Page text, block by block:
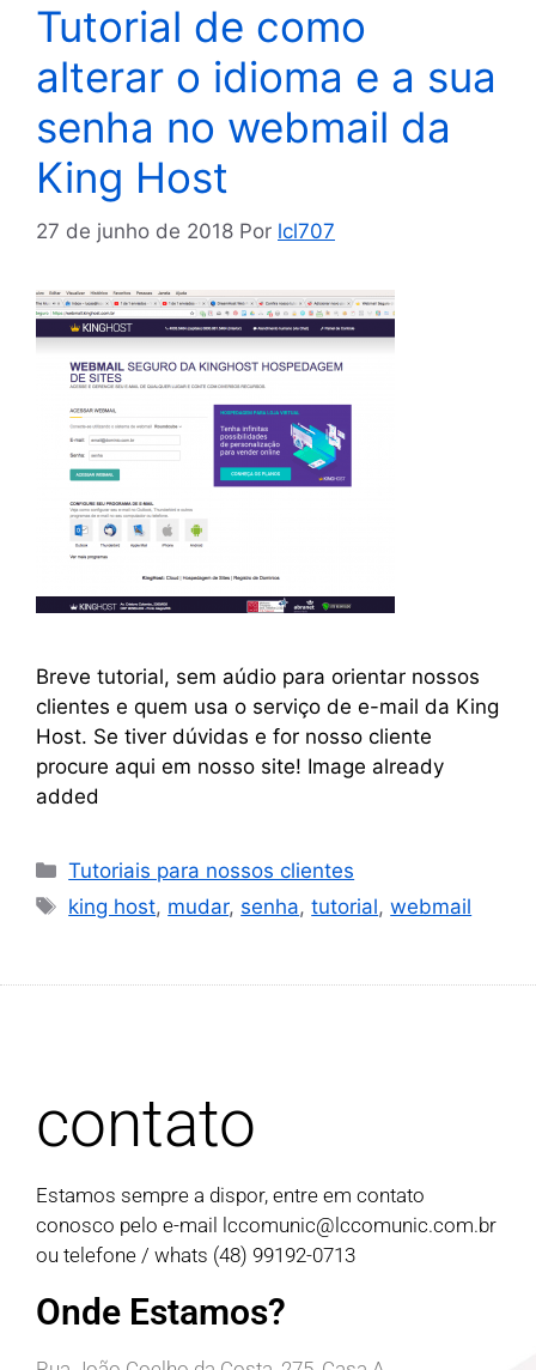
Tutorial de como
alterar o idioma e a sua
senha no webmail da
King Host
27 de junho de 2018 Por lcl707
Breve tutorial, sem aúdio para orientar nossos
clientes e quem usa o serviço de e-mail da King
Host. Se tiver dúvidas e for nosso cliente
procure aqui em nosso site! Image already
added
Tutoriais para nossos clientes
king host, mudar, senha,tutorial,webmail
contato
Estamos sempre a dispor, entre em contato
conosco pelo e-mail lccomunic@lccomunic.com.br
ou telefone / whats (48) 99192-0713
Onde Estamos?